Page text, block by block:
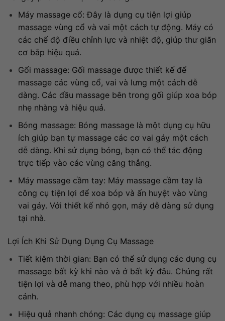
Máy massage cổ: Đây là dụng cụ tiện lợi giúp
massage vùng cổ và vai một cách tự động. Máy có
các chế độ điều chỉnh lực và nhiệt độ, giúp thư giãn
cơ bắp hiệu quả.
Gối massage: Gối massage được thiết kế để
massage các vùng cổ, vai và lưng một cách dễ
dàng. Các đầu massage bên trong gối giúp xoa bóp
nhẹ nhàng và hiệu quả.
Bóng massage: Bóng massage là một dụng cụ hữu
ích giúp bạn tự massage các cơ vai gáy một cách
dễ dàng. Khi sử dụng bóng, bạn có thể tác động
trực tiếp vào các vùng căng thẳng.
Máy massage cầm tay: Máy massage cầm tay là
công cụ tiện lợi để xoa bóp và ấn huyệt vào vùng
vai gáy. Với thiết kế nhỏ gọn, máy dễ dàng sử dụng
tại nhà.
Lợi Ích Khi Sử Dụng Dụng Cụ Massage
Tiết kiệm thời gian: Bạn có thể sử dụng các dụng cụ
massage bất kỳ khi nào và ở bất kỳ đâu. Chúng rất
tiện lợi và dễ mang theo, phù hợp với nhiều hoàn
cảnh.
Hiệu quả nhanh chóng: Các dụng cụ massage giúp